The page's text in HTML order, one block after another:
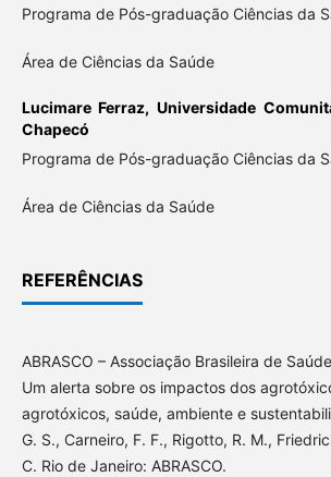
Programa de Pós-graduação Ciências da
Área de Ciências da Saúde
Lucimare Ferraz, Universidade
Chapecó
Programa de Pós-graduação Ciências da
Área de Ciências da Saúde
REFERÊNCIAS
ABRASCO – Associação Brasileira de
Um alerta sobre os impactos dos
agrotóxicos, saúde, ambiente e
G. S., Carneiro, F. F., Rigotto, R. M.,
C. Rio de Janeiro: ABRASCO.